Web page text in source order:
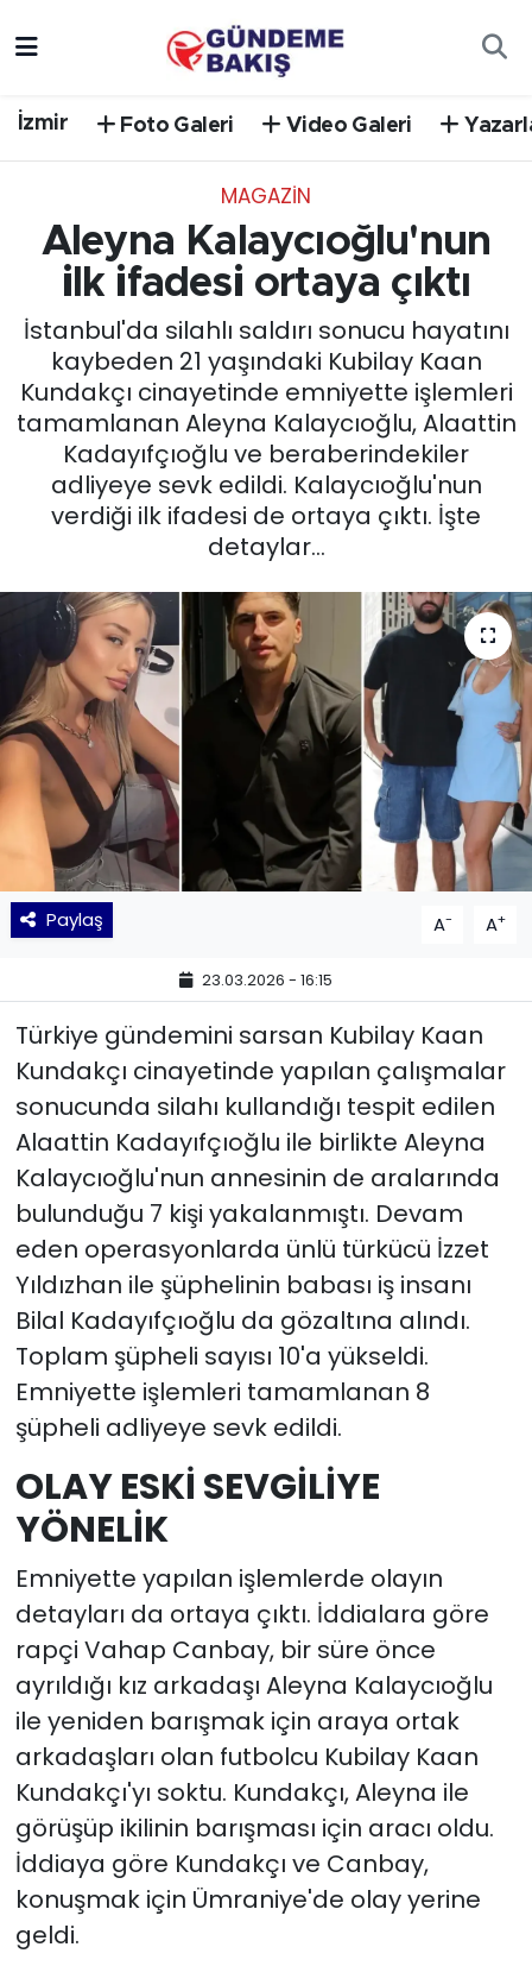
İzmir Foto Galeri Video Galeri
MAGAZİN
Aleyna Kalaycıoğlu'nun
ilk ifadesi ortaya çıktı
İstanbul'da silahlı saldırı sonucu hayatını
kaybeden 21 yaşındaki Kubilay Kaan
Kundakçı cinayetinde emniyette işlemleri
tamamlanan Aleyna Kalaycıoğlu, Alaattin
Kadayıfçıoğlu ve beraberindekiler
adliyeye sevk edildi. Kalaycıoğlu'nun
verdiği ilk ifadesi de ortaya çıktı. İşte
detaylar...
Paylaş A- A+
23.03.2026 - 16:15
Türkiye gündemini sarsan Kubilay Kaan
Kundakçı cinayetinde yapılan çalışmalar
sonucunda silahı kullandığı tespit edilen
Alaattin Kadayıfçıoğlu ile birlikte Aleyna
Kalaycıoğlu'nun annesinin de aralarında
bulunduğu 7 kişi yakalanmıştı. Devam
eden operasyonlarda ünlü türkücü İzzet
Yıldızhan ile şüphelinin babası iş insanı
Bilal Kadayıfçıoğlu da gözaltına alındı.
Toplam şüpheli sayısı 10'a yükseldi.
Emniyette işlemleri tamamlanan 8
şüpheli adliyeye sevk edildi.
OLAY ESKİ SEVGİLİYE
YÖNELİK
Emniyette yapılan işlemlerde olayın
detayları da ortaya çıktı. İddialara göre
rapçi Vahap Canbay, bir süre önce
ayrıldığı kız arkadaşı Aleyna Kalaycıoğlu
ile yeniden barışmak için araya ortak
arkadaşları olan futbolcu Kubilay Kaan
Kundakçı'yı soktu. Kundakçı, Aleyna ile
görüşüp ikilinin barışması için aracı oldu.
İddiaya göre Kundakçı ve Canbay,
konuşmak için Ümraniye'de olay yerine
geldi.
EGE
EĞİTİM
EKONOMİ
English News
GÜNCEL
MAGAZİN
POLİTİKA
SAĞLIK
Siyaset
SPOR
TEKNOLOJİ
Yaşam
YEREL POLİTİKA
YEREL YÖNETİMLER
Yurt
Süper Lig Puan Durumu ve Fikstür
Tüm Manşetler
Son Dakika Haberleri
Haber Arşivi